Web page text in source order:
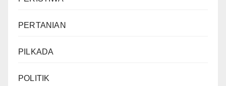
PERTANIAN
PILKADA
POLITIK